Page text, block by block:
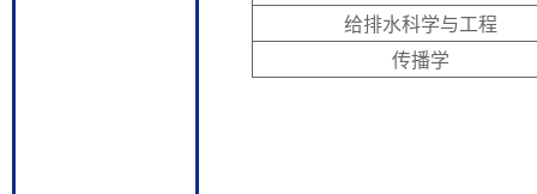
给排水科学与工程
传播学